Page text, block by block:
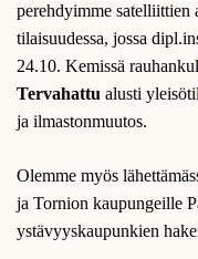
perehdyimme satelliittien
tilaisuudessa, jossa
24.10. Kemissä
Tervahattu alusti
ja ilmastonmuutos.
Olemme myös
ja Tornion kaupungeille
ystävyyskaupunkien